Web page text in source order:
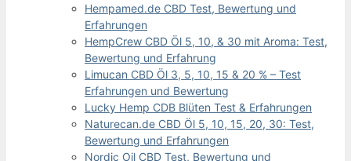
Hempamed.de CBD Test, Bewertung und
Erfahrungen
HempCrew CBD Öl 5, 10, & 30 mit Aroma: Test,
Bewertung und Erfahrung
Limucan CBD Öl 3, 5, 10, 15 & 20 % – Test
Erfahrungen und Bewertung
Lucky Hemp CDB Blüten Test & Erfahrungen
Naturecan.de CBD Öl 5, 10, 15, 20, 30: Test,
Bewertung und Erfahrungen
Nordic Oil CBD Test, Bewertung und